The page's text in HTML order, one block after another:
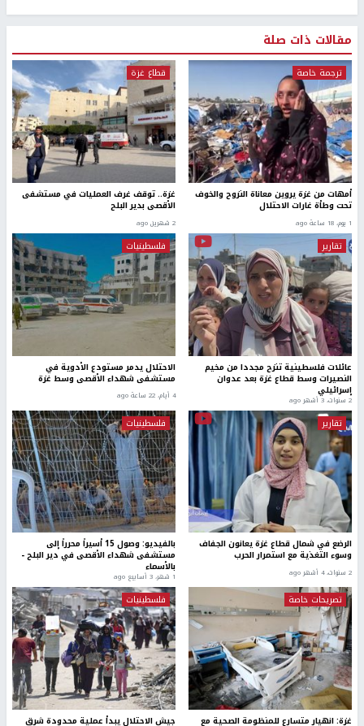
مقالات ذات صلة
ترجمة خاصة
أمهات من غزة يروين معاناة النزوح والخوف
تحت وطأة غارات الاحتلال
1 يوم، 18 ساعة ago
قطاع غزة
غزة.. توقف غرف العمليات في مستشفى
الأقصى بدير البلح
2 شهرين ago
تقارير
عائلات فلسطينية تنزح مجددا من مخيم
النصيرات وسط قطاع غزة بعد عدوان
إسرائيلي
2 سنوات، 3 أشهر ago
فلسطينيات
الاحتلال يدمر مستودع الأدوية في
مستشفى شهداء الأقصى وسط غزة
4 أيام، 22 ساعة ago
تقارير
الرضع في شمال قطاع غزة يعانون الجفاف
وسوء التغذية مع استمرار الحرب
2 سنوات، 4 أشهر ago
فلسطينيات
بالفيديو: وصول 15 أسيراً محرراً إلى
مستشفى شهداء الأقصى في دير البلح -
بالأسماء
1 شهر، 3 أسابيع ago
تصريحات خاصة
غزة: انهيار متسارع للمنظومة الصحية مع
فلسطينيات
جيش الاحتلال يبدأ عملية محدودة شرق